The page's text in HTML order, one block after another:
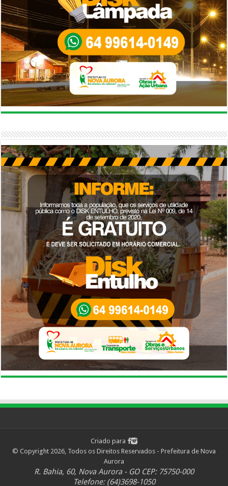
Criado para
© Copyright 2026, Todos os Direitos Reservados - Prefeitura de Nova
Aurora
R. Bahia, 60, Nova Aurora - GO CEP: 75750-000
Telefone: (64)3698-1050